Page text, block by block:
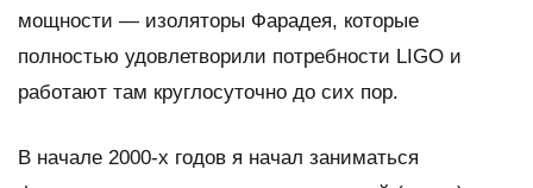
мощности — изоляторы Фарадея, которые
полностью удовлетворили потребности LIGO и
работают там круглосуточно до сих пор.
В начале 2000-х годов я начал заниматься